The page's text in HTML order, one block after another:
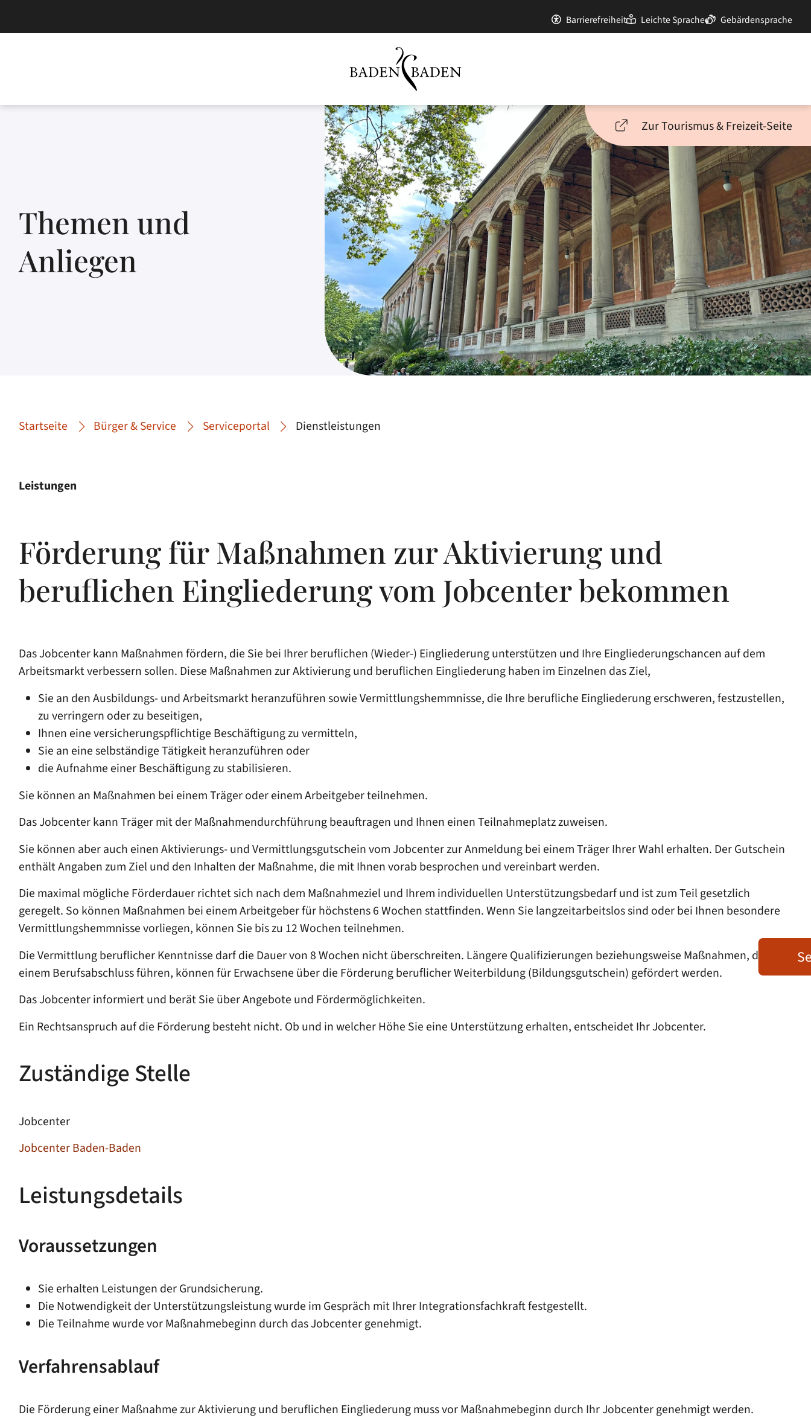
Barrierefreiheit Leichte Sprache Gebärdensprache
Zur Tourismus & Freizeit-Seite
Themen und
Anliegen
Startseite Bürger & Service Serviceportal Dienstleistungen
Leistungen
Förderung für Maßnahmen zur Aktivierung und
beruflichen Eingliederung vom Jobcenter bekommen
Das Jobcenter kann Maßnahmen fördern, die Sie bei Ihrer beruflichen (Wieder-) Eingliederung unterstützen und Ihre Eingliederungschancen auf dem
Arbeitsmarkt verbessern sollen. Diese Maßnahmen zur Aktivierung und beruflichen Eingliederung haben im Einzelnen das Ziel,
Sie an den Ausbildungs- und Arbeitsmarkt heranzuführen sowie Vermittlungshemmnisse, die Ihre berufliche Eingliederung erschweren, festzustellen,
zu verringern oder zu beseitigen,
Ihnen eine versicherungspflichtige Beschäftigung zu vermitteln,
Sie an eine selbständige Tätigkeit heranzuführen oder
die Aufnahme einer Beschäftigung zu stabilisieren.
Sie können an Maßnahmen bei einem Träger oder einem Arbeitgeber teilnehmen.
Das Jobcenter kann Träger mit der Maßnahmendurchführung beauftragen und Ihnen einen Teilnahmeplatz zuweisen.
Sie können aber auch einen Aktivierungs- und Vermittlungsgutschein vom Jobcenter zur Anmeldung bei einem Träger Ihrer Wahl erhalten. Der Gutschein
enthält Angaben zum Ziel und den Inhalten der Maßnahme, die mit Ihnen vorab besprochen und vereinbart werden.
Die maximal mögliche Förderdauer richtet sich nach dem Maßnahmeziel und Ihrem individuellen Unterstützungsbedarf und ist zum Teil gesetzlich
geregelt. So können Maßnahmen bei einem Arbeitgeber für höchstens 6 Wochen stattfinden. Wenn Sie langzeitarbeitslos sind oder bei Ihnen besondere
Vermittlungshemmnisse vorliegen, können Sie bis zu 12 Wochen teilnehmen.
Die Vermittlung beruflicher Kenntnisse darf die Dauer von 8 Wochen nicht überschreiten. Längere Qualifizierungen beziehungsweise Maßnahmen, die zu
einem Berufsabschluss führen, können für Erwachsene über die Förderung beruflicher Weiterbildung (Bildungsgutschein) gefördert werden.
Das Jobcenter informiert und berät Sie über Angebote und Fördermöglichkeiten.
Ein Rechtsanspruch auf die Förderung besteht nicht. Ob und in welcher Höhe Sie eine Unterstützung erhalten, entscheidet Ihr Jobcenter.
Zuständige Stelle
Jobcenter
Jobcenter Baden-Baden
Leistungsdetails
Voraussetzungen
Sie erhalten Leistungen der Grundsicherung.
Die Notwendigkeit der Unterstützungsleistung wurde im Gespräch mit Ihrer Integrationsfachkraft festgestellt.
Die Teilnahme wurde vor Maßnahmebeginn durch das Jobcenter genehmigt.
Verfahrensablauf
Die Förderung einer Maßnahme zur Aktivierung und beruflichen Eingliederung muss vor Maßnahmebeginn durch Ihr Jobcenter genehmigt werden.